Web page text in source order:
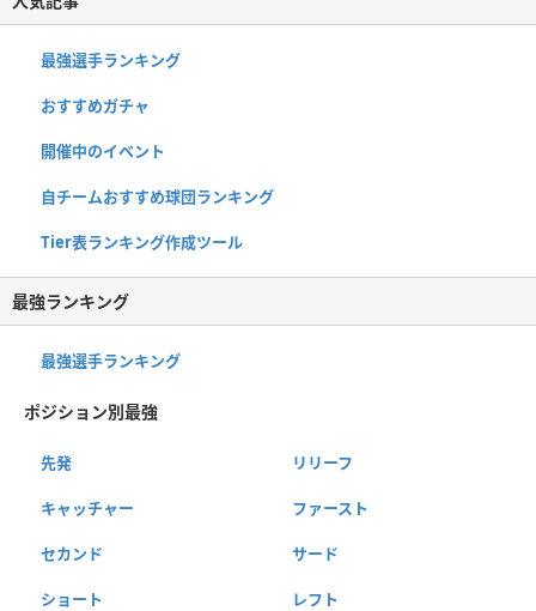
最強選手ランキング
おすすめガチャ
開催中のイベント
自チームおすすめ球団ランキング
Tier表ランキング作成ツール
最強ランキング
最強選手ランキング
ポジション別最強
先発 リリーフ
キャッチャー ファースト
セカンド サード
ショート レフト